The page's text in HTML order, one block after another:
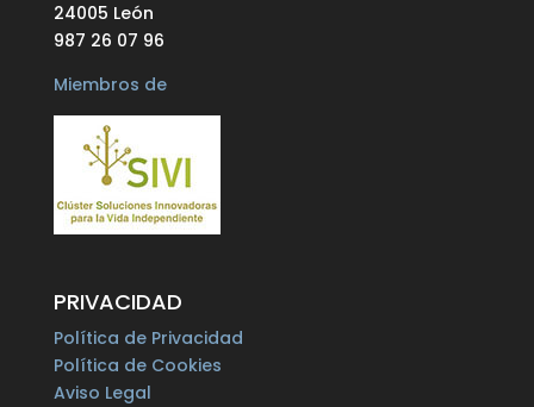
24005 León
987 26 07 96
Miembros de
PRIVACIDAD
Política de Privacidad
Política de Cookies
Aviso Legal